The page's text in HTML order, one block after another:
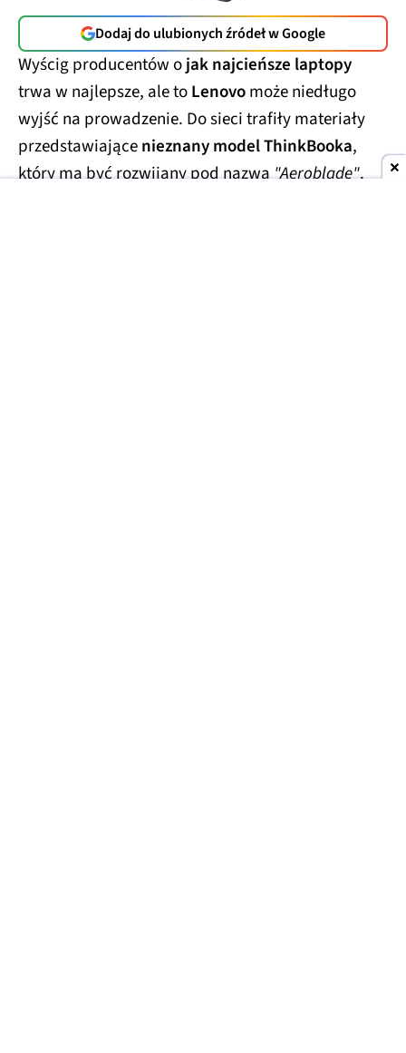
Dodaj do ulubionych źródeł w Google
Wyścig producentów ojak najcieńsze laptopy
trwa w najlepsze, ale toLenovomoże niedługo
wyjść na prowadzenie. Do sieci trafiły materiały
przedstawiającenieznany model ThinkBooka,
który ma być rozwijany pod nazwą"Aeroblade".